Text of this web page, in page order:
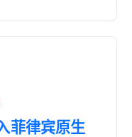
菲律宾原生